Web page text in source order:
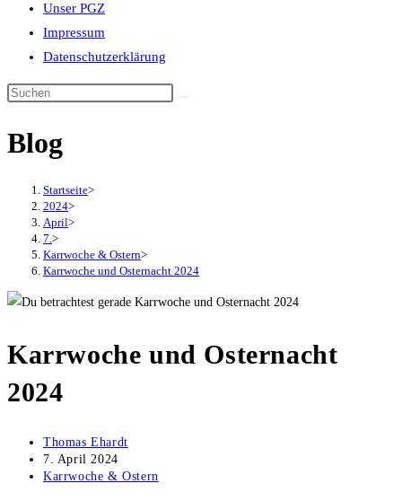
Unser PGZ
Impressum
Datenschutzerklärung
Blog
Startseite>
2024>
April>
7. >
Karrwoche & Ostern>
Karrwoche und Osternacht 2024
Karrwoche und Osternacht
2024
Beitrags-
Autor:
Thomas Ehardt
Beitrag
veröffentlicht:
7. April 2024
Beitrags-
Karrwoche & Ostern